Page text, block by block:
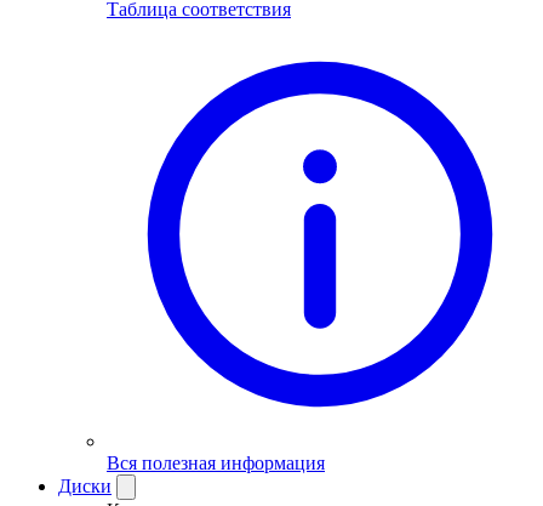
Таблица соответствия
Вся полезная информация
Диски